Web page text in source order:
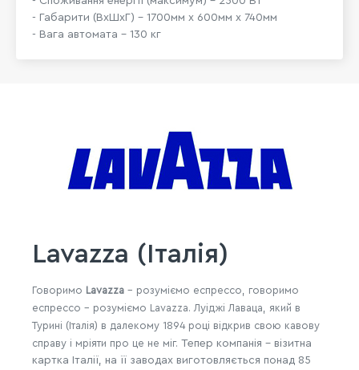
- Габарити (ВхШхГ) - 1700мм х 600мм х 740мм
- Вага автомата - 130 кг
Lavazza (Італія)
Говоримо Lavazza - розуміємо еспрессо, говоримо
еспрессо - розуміємо Lavazza. Луіджі Лаваца, який в
Турині (Італія) в далекому 1894 році відкрив свою кавову
справу і мріяти про це не міг. Тепер компанія - візитна
картка Італії, на її заводах виготовляється понад 85